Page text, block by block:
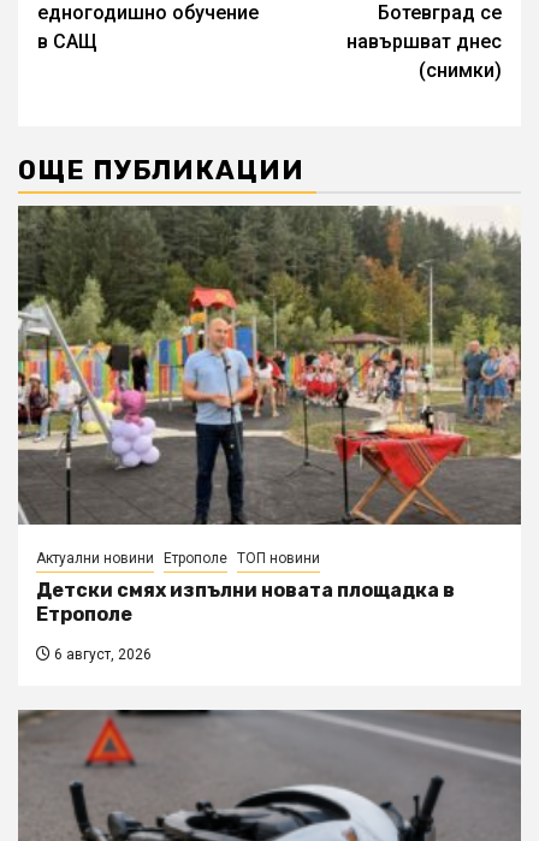
едногодишно обучение
в САЩ
Ботевград се
навършват днес
(снимки)
ОЩЕ ПУБЛИКАЦИИ
Актуални новини Етрополе ТОП новини
Детски смях изпълни новата площадка в
Етрополе
6 август, 2026